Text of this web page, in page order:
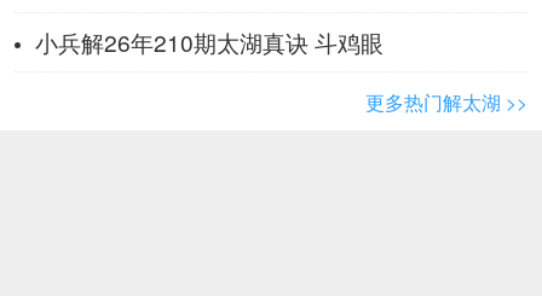
小兵解26年210期太湖真诀 斗鸡眼
更多热门解太湖 >>